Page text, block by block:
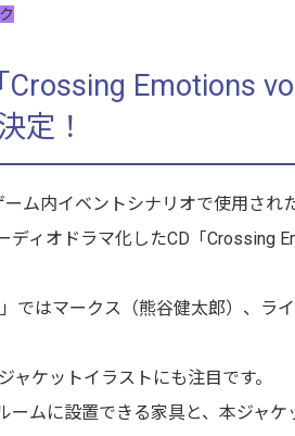
Emotions
定！
ーム内イベントシナリオで使用さ
ディオドラマ化したCD「Crossing
ではマークス（熊谷健太郎）、ラ
ャケットイラストにも注目です。
ームに設置できる家具と、本ジャ